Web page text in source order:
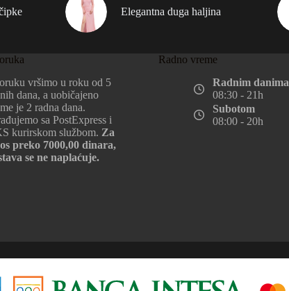
Elegantna duga haljina
vršimo u roku od 5
dana, a uobičajeno
je 2 radna dana.
sa PostExpress i
kurirskom službom. Za
preko 7000,00 dinara,
se ne naplaćuje.
Radno vreme
Radnim danima
08:30 - 21h
Subotom
08:00 - 20h